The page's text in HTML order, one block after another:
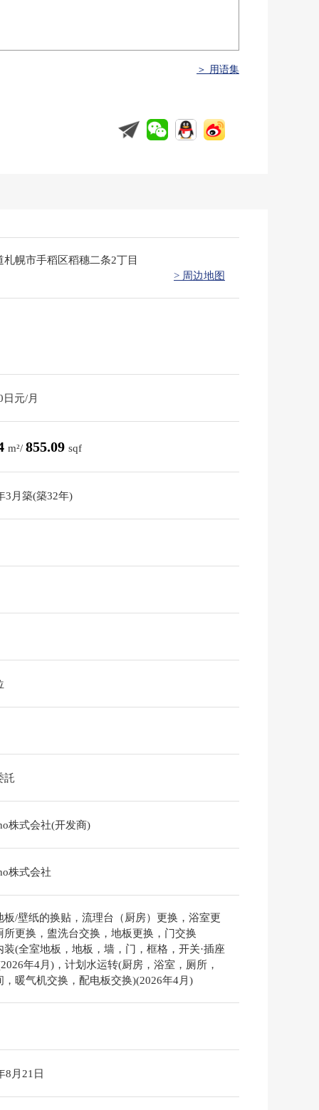
＞ 用语集
札幌市手稻区稻穗二条2丁目
> 周边地图
日元/月
m²/ 855.09 sqf
3月築(築32年)
託
株式会社(开发商)
株式会社
板/壁纸的换贴，流理台（厨房）更换，浴室更
所更换，盥洗台交换，地板更换，门交换
装(全室地板，地板，墙，门，框格，开关·插座
年4月)，计划水运转(厨房，浴室，厕所，
，暖气机交换，配电板交换)(2026年4月)
8月21日